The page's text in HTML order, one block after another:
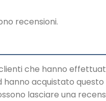
recensioni.
che hanno
hanno acquistato questo
lasciare una